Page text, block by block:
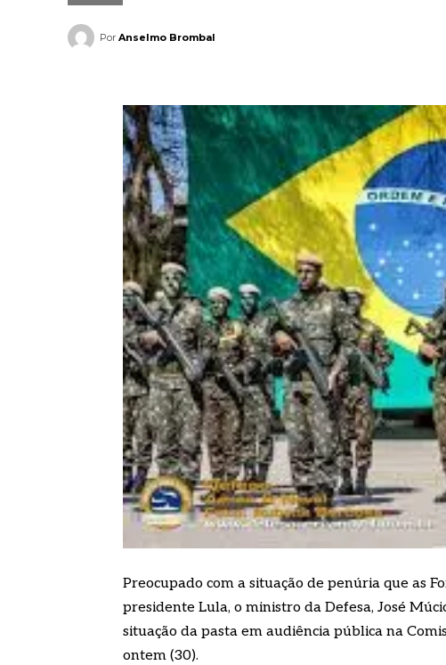
Por Anselmo Brombal
Preocupado com a situação de penúria que as
presidente Lula, o ministro da Defesa, José
situação da pasta em audiência pública na
ontem (30).